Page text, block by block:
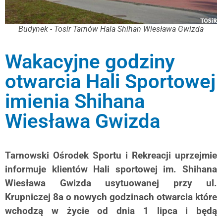
Budynek - Tosir Tarnów Hala Shihan Wiesława Gwizda
Wakacyjne godziny
otwarcia Hali Sportowej
imienia Shihana
Wiesława Gwizda
Tarnowski Ośrodek Sportu i Rekreacji uprzejmie
informuje klientów Hali sportowej im. Shihana
Wiesława Gwizda usytuowanej przy ul.
Krupniczej 8a o nowych godzinach otwarcia które
wchodzą w życie od dnia 1 lipca i będą